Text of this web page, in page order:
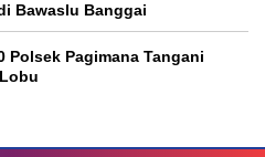
Bawaslu Banggai
Polsek Pagimana Tangani